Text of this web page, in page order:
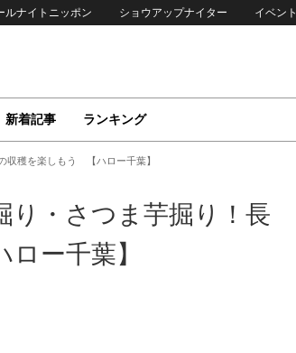
ルナイトニッポン ショウアップナイター イベント
新着記事 ランキング
収穫を楽しもう 【ハロー千葉】
り・さつま芋掘り！長
ー千葉】